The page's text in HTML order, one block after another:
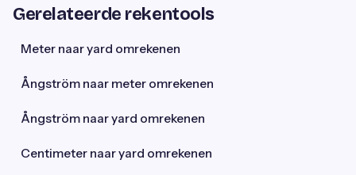
Gerelateerde rekentools
Meter naar yard omrekenen
Ångström naar meter omrekenen
Ångström naar yard omrekenen
Centimeter naar yard omrekenen